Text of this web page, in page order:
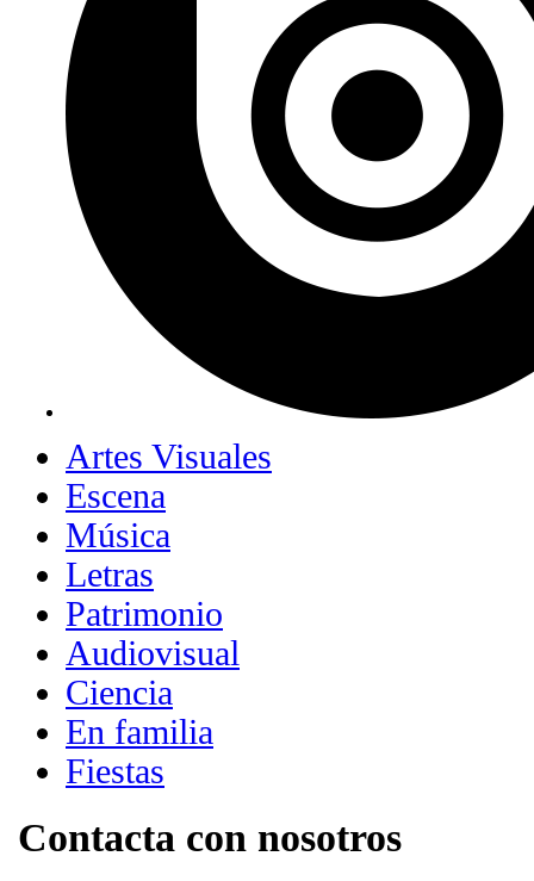
Artes Visuales
Escena
Música
Letras
Patrimonio
Audiovisual
Ciencia
En familia
Fiestas
Contacta con nosotros